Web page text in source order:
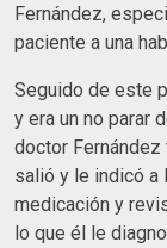
Fernández,
paciente a una
Seguido de este
y era un no parar
doctor
salió y le indicó a
medicación y
lo que él le